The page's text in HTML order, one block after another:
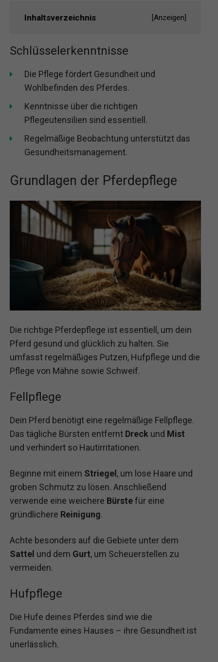
Inhaltsverzeichnis Anzeigen
Schlüsselerkenntnisse
Die Pflege fördert Gesundheit und
Wohlbefinden des Pferdes.
Kenntnisse über die richtigen
Pflegeutensilien sind essentiell.
Regelmäßige Beobachtung unterstützt das
Gesundheitsmanagement.
Grundlagen der Pferdepflege
Die richtige Pferdepflege ist essentiell, um dein
Pferd gesund und glücklich zu halten. Sie
umfasst regelmäßiges Putzen, Hufpflege und die
Pflege von Mähne sowie Schweif.
Fellpflege
Dein Pferd benötigt eine regelmäßige Fellpflege.
Das tägliche Bürsten entfernt Dreck und Mist
und verhindert so Hautirritationen.
Beginne mit einem Striegel , um lose Haare und
groben Schmutz zu lösen. Anschließend
verwende eine weichere Bürstefür eine
gründlichere Reinigung.
Achte besonders auf die Gebiete unter dem
Sattel und dem Gurt, um Scheuerstellen zu
vermeiden.
Hufpflege
Die Hufe deines Pferdes sind wie die
Fundamente eines Hauses – ihre Gesundheit ist
unerlässlich.